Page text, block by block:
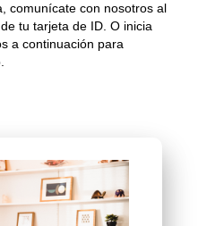
comunícate con nosotros al
tu tarjeta de ID. O inicia
a continuación para
with 1 slides.
of images, rotation stops on